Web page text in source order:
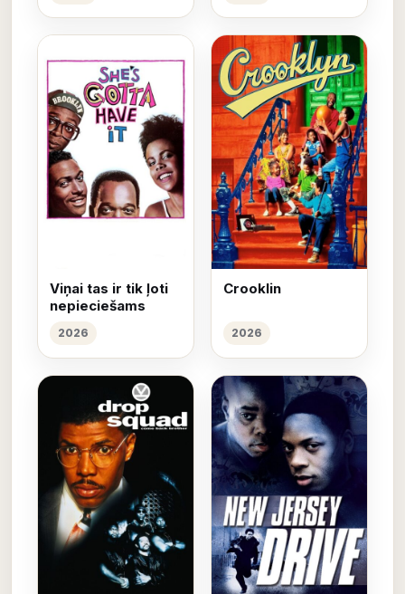
Viņai tas ir tik ļoti
nepieciešams
2026
Crooklin
2026